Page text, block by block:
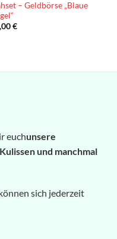
– Geldbörse „Blaue
€
euchunsere
und manchmal
sich jederzeit